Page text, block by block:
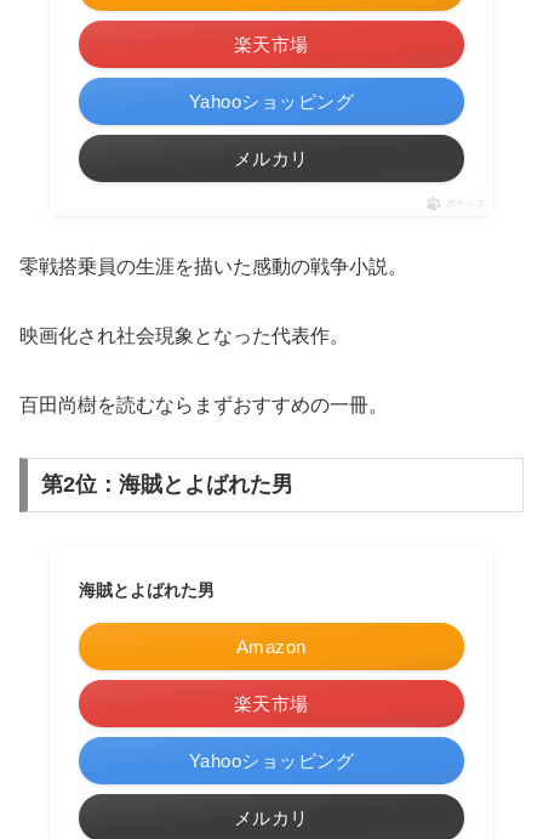
楽天市場
Yahooショッピング
メルカリ
ポチップ
零戦搭乗員の生涯を描いた感動の戦争小説。
映画化され社会現象となった代表作。
百田尚樹を読むならまずおすすめの一冊。
第2位：海賊とよばれた男
海賊とよばれた男
Amazon
楽天市場
Yahooショッピング
メルカリ